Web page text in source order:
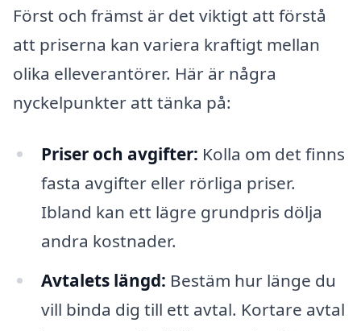
Först och främst är det viktigt att förstå
att priserna kan variera kraftigt mellan
olika elleverantörer. Här är några
nyckelpunkter att tänka på:
Priser och avgifter: Kolla om det finns
fasta avgifter eller rörliga priser.
Ibland kan ett lägre grundpris dölja
andra kostnader.
Avtalets längd: Bestäm hur länge du
vill binda dig till ett avtal. Kortare avtal